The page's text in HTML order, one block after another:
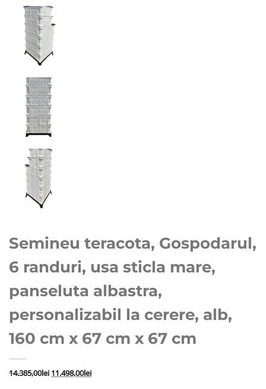
Semineu teracota, Gospodarul,
6 randuri, usa sticla mare,
panseluta albastra,
personalizabil la cerere, alb,
160 cm x 67 cm x 67 cm
14.385,00lei Prețul
11.498,00leiPrețul